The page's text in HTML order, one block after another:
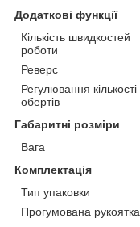
Додаткові функції
Кількість швидкостей
роботи
Реверс
Регулювання кількості
обертів
Габаритні розміри
Вага
Комплектація
Тип упаковки
Прогумована рукоятка